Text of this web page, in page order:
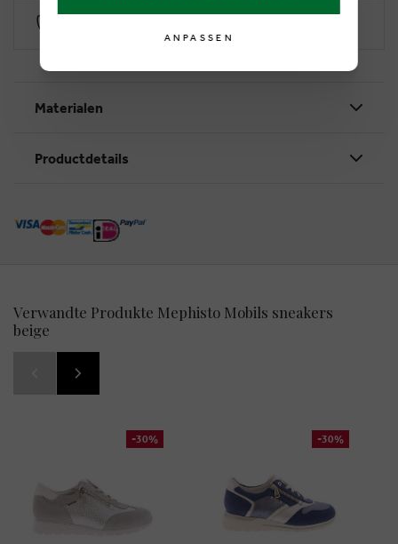
Materialen
Productdetails
Verwandte Produkte Mephisto Mobils sneakers
beige
-30% -30%
ANPASSEN